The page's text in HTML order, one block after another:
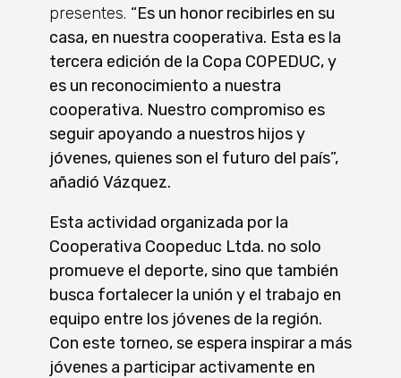
presentes. “Es un honor recibirles en su
casa, en nuestra cooperativa. Esta es la
tercera edición de la Copa COPEDUC, y
es un reconocimiento a nuestra
cooperativa. Nuestro compromiso es
seguir apoyando a nuestros hijos y
jóvenes, quienes son el futuro del país”,
añadió Vázquez.
Esta actividad organizada por la
Cooperativa Coopeduc Ltda. no solo
promueve el deporte, sino que también
busca fortalecer la unión y el trabajo en
equipo entre los jóvenes de la región.
Con este torneo, se espera inspirar a más
jóvenes a participar activamente en